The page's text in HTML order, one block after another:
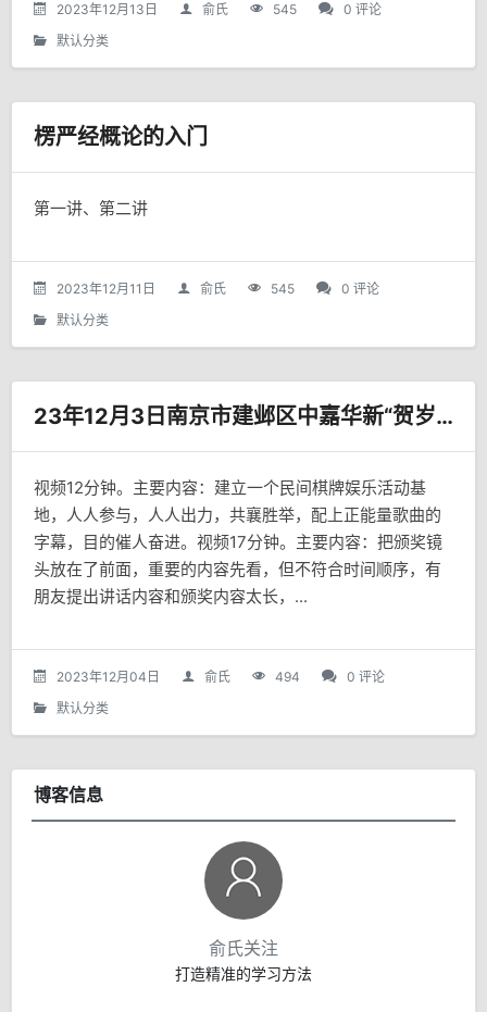
2023年12月13日 俞氏 545
0 评论
默认分类
楞严经概论的入门
第一讲、第二讲
2023年12月11日 俞氏 545
0 评论
默认分类
23年12月3日南京市建邺区中嘉华新“贺岁杯”象棋友谊邀请赛（精简版、原版）
视频12分钟。主要内容：建立一个民间棋牌娱乐活动基
地，人人参与，人人出力，共襄胜举，配上正能量歌曲的
字幕，目的催人奋进。视频17分钟。主要内容：把颁奖镜
头放在了前面，重要的内容先看，但不符合时间顺序，有
朋友提出讲话内容和颁奖内容太长，...
2023年12月04日 俞氏 494
0 评论
默认分类
博客信息
俞氏关注
打造精准的学习方法